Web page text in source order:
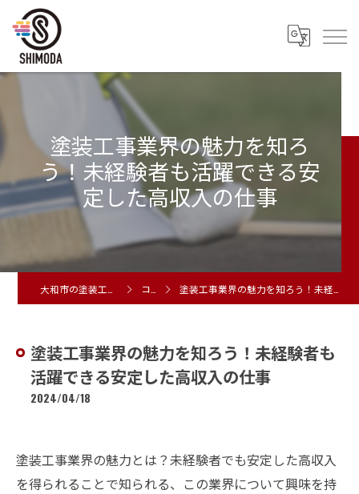
塗装工事業界の魅力を知ろ
う！未経験者も活躍できる安
定した高収入の仕事
コラム 塗装工事業界の魅力を知ろう！未経験者も活躍できる安定した高収入の仕事
塗装工事業界の魅力を知ろう！未経験者も
活躍できる安定した高収入の仕事
2024/04/18
塗装工事業界の魅力とは？未経験者でも安定した高収入
を得られることで知られる、この業界について興味を持